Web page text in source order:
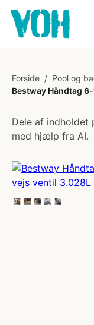
Forside / Pool og
Bestway Håndtag
Dele af indholdet
med hjælp fra AI.